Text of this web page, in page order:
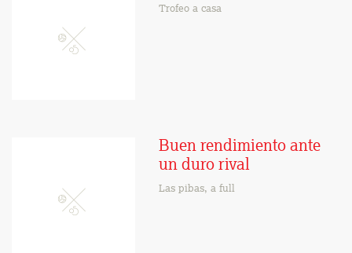
Trofeo a casa
Buen rendimiento ante
un duro rival
Las pibas, a full